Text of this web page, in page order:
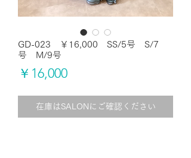
GD-023 ￥16,000 SS/5号 S/7
号 M/9号
￥16,000価
在庫はSALONにご確認ください